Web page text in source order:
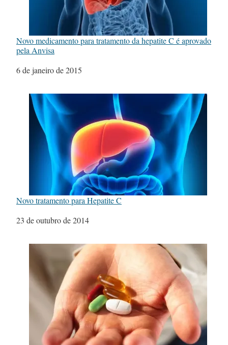
Novo medicamento para tratamento da hepatite C é aprovado
pela Anvisa
Data
6 de janeiro de 2015
Novo tratamento para Hepatite C
Data
23 de outubro de 2014